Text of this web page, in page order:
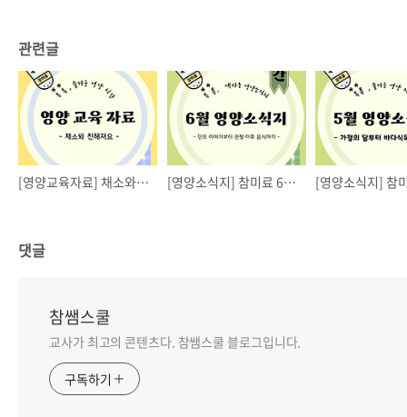
관련글
[영양교육자료] 채소와 친해져요 [영양소식지] 참미료 6월 영양소식지
댓글
참쌤스쿨
교사가 최고의 콘텐츠다. 참쌤스쿨 블로그입니다.
구독하기